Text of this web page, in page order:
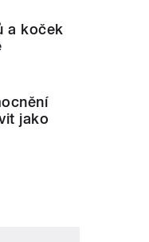
a koček
jako